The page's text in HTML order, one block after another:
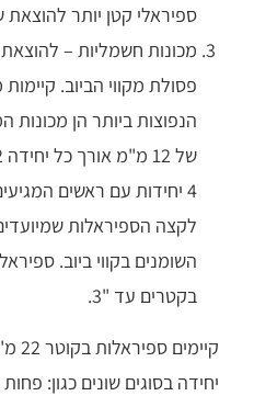
ספיראלי קטן יותר להוצאת
מכונות חשמליות – להוצאת
פסולת מקווי הביוב.
הנפוצות ביותר הן
4 יחידות עם ראשים
לקצה הספיראלות
בקטרים עד "3.
יחידה בסוגים שונים כגון: